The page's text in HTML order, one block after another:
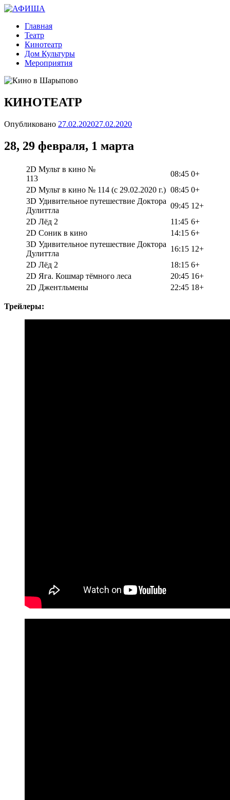
АФИША
вшарыпово.рф
Главная
Театр
Кинотеатр
Дом Культуры
Мероприятия
КИНОТЕАТР
Опубликовано 27.02.202027.02.2020
28, 29 февраля, 1 марта
2D Мульт в кино №
113
08:45 0+
2D Мульт в кино № 114 (с 29.02.2020 г.) 08:45 0+
3D Удивительное путешествие Доктора
Дулиттла
09:45 12+
2D Лёд 2
11:45 6+
2D Соник в кино
14:15 6+
3D Удивительное путешествие Доктора
Дулиттла
16:15 12+
2D Лёд 2
18:15 6+
2D Яга. Кошмар тёмного леса
20:45 16+
2D Джентльмены
22:45 18+
Трейлеры: